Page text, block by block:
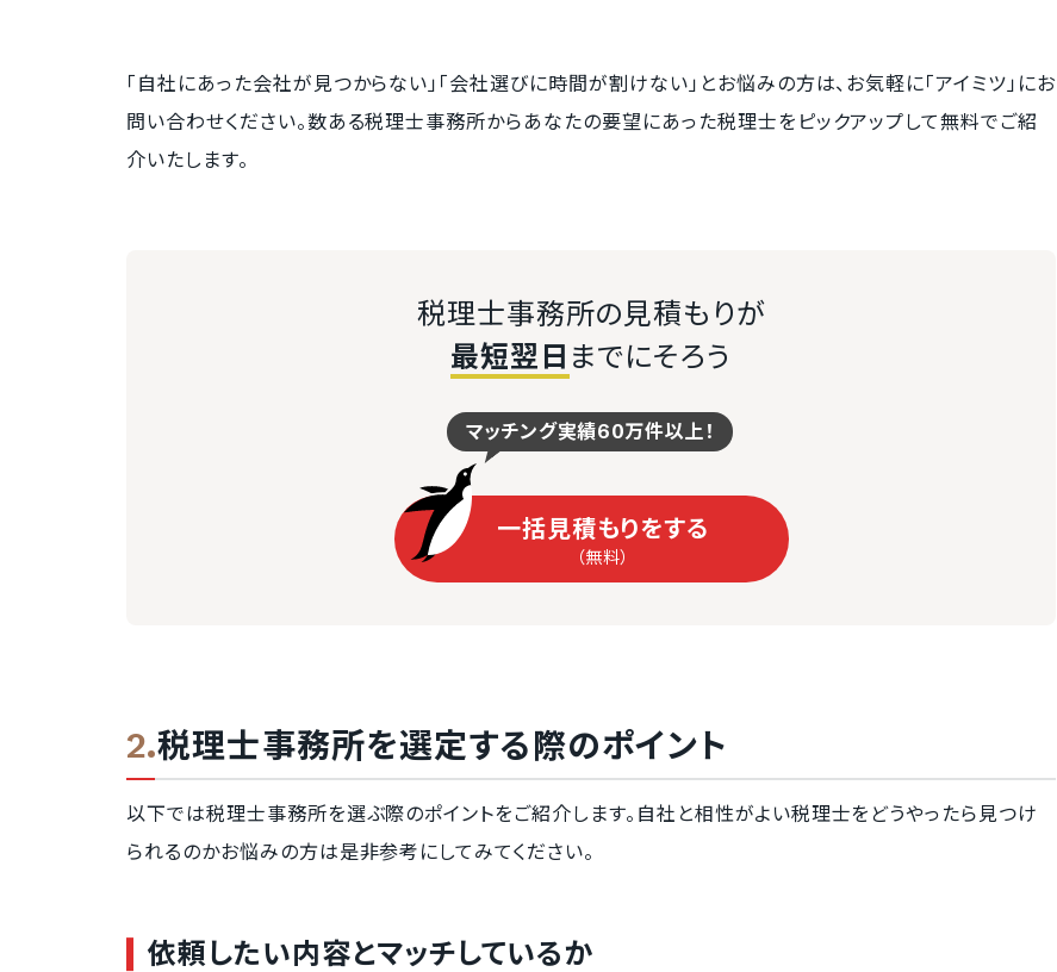
「自社にあった会社が見つからない」「会社選びに時間が割けない」とお悩みの方は、お気軽に「アイミツ」にお
問い合わせください。数ある税理士事務所からあなたの要望にあった税理士をピックアップして無料でご紹
介いたします。
税理士事務所の見積もりが
最短翌日 までにそろう
マッチング実績60万件以上！
一括見積もりをする
（無料）
税理士事務所を選定する際のポイント
以下では税理士事務所を選ぶ際のポイントをご紹介します。自社と相性がよい税理士をどうやったら見つけ
られるのかお悩みの方は是非参考にしてみてください。
依頼したい内容とマッチしているか